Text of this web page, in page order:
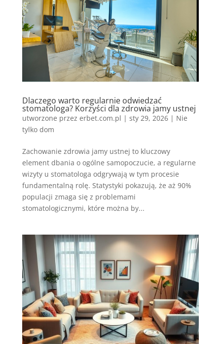
Dlaczego warto regularnie odwiedzać
stomatologa? Korzyści dla zdrowia jamy ustnej
utworzone przez erbet.com.pl | sty 29, 2026| Nie
tylko dom
Zachowanie zdrowia jamy ustnej to kluczowy
element dbania o ogólne samopoczucie, a regularne
wizyty u stomatologa odgrywają w tym procesie
fundamentalną rolę. Statystyki pokazują, że aż 90%
populacji zmaga się z problemami
stomatologicznymi, które można by...